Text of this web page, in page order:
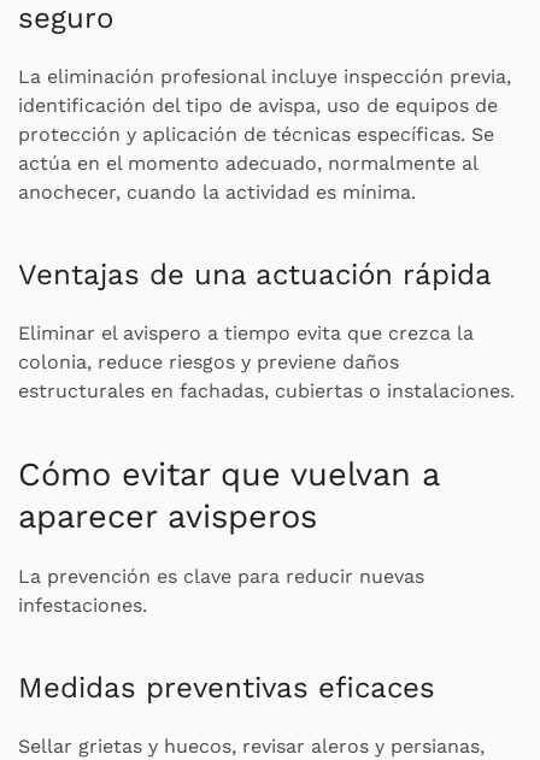
seguro
La eliminación profesional incluye inspección previa,
identificación del tipo de avispa, uso de equipos de
protección y aplicación de técnicas específicas. Se
actúa en el momento adecuado, normalmente al
anochecer, cuando la actividad es mínima.
Ventajas de una actuación rápida
Eliminar el avispero a tiempo evita que crezca la
colonia, reduce riesgos y previene daños
estructurales en fachadas, cubiertas o instalaciones.
Cómo evitar que vuelvan a
aparecer avisperos
La prevención es clave para reducir nuevas
infestaciones.
Medidas preventivas eficaces
Sellar grietas y huecos, revisar aleros y persianas,